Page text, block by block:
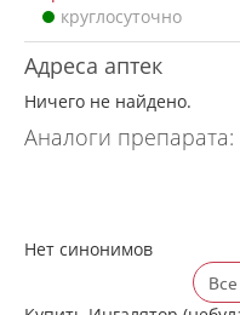
круглосуточно
Адреса аптек
Ничего не найдено.
Аналоги препарата:
Нет синонимов